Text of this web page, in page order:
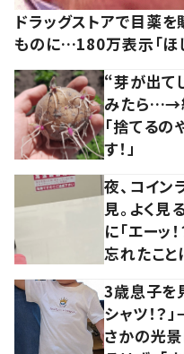
ドラッグストアで目薬
ものに…180万表示「ほし
“芽が出て
みたら…→
「捨てるの
す！」
夜、コイン
見。よく
に「エーッ
忘れたこと
3歳息子を
シャツ！？
さかの光